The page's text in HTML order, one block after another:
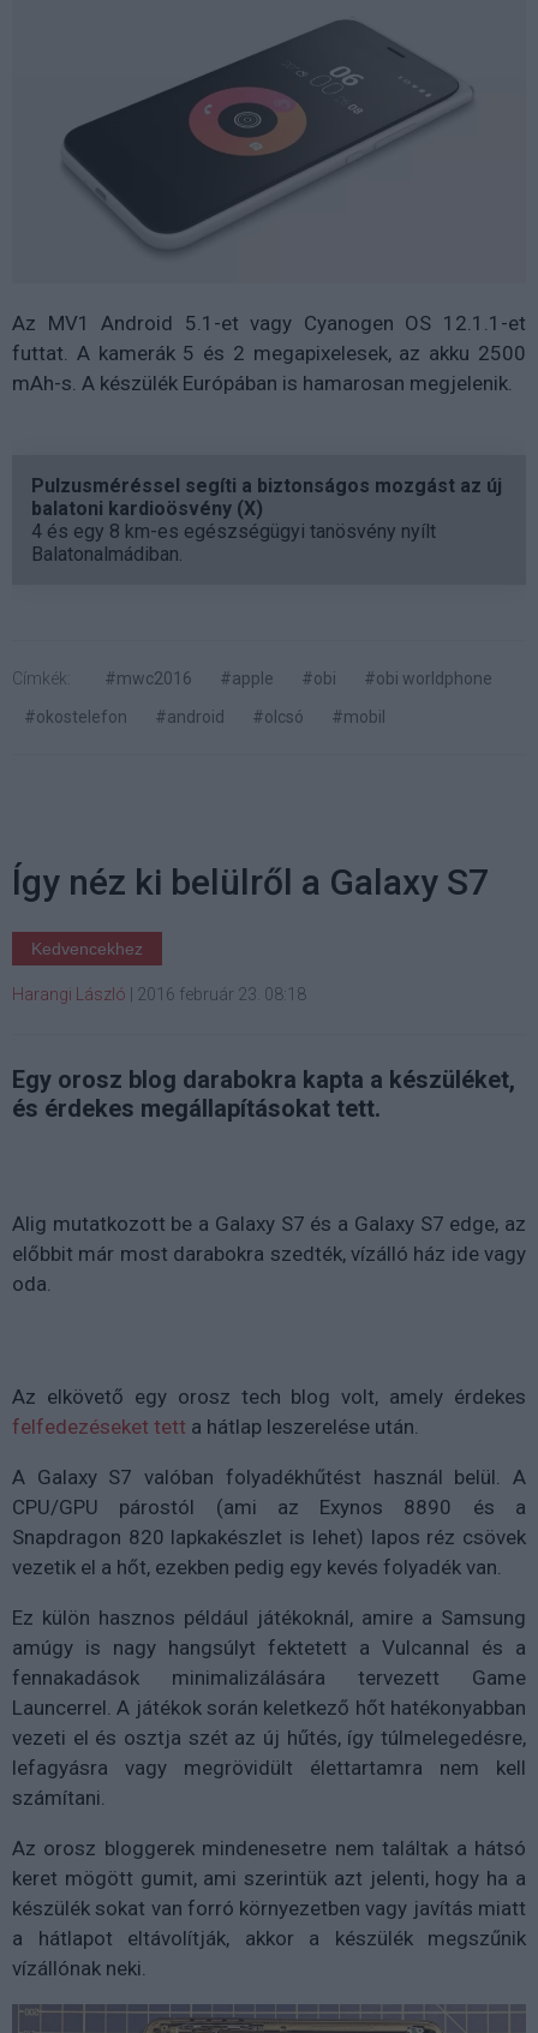
Az MV1 Android 5.1-et vagy Cyanogen OS 12.1.1-et
futtat. A kamerák 5 és 2 megapixelesek, az akku 2500
mAh-s. A készülék Európában is hamarosan megjelenik.
Pulzusméréssel segíti a biztonságos mozgást az új
balatoni kardioösvény (X)
4 és egy 8 km-es egészségügyi tanösvény nyílt
Balatonalmádiban.
Címkék: #mwc2016 #apple #obi
#obi worldphone
#okostelefon
#android #olcsó #mobil
Így néz ki belülről a Galaxy S7
Kedvencekhez
Harangi László | 2016 február 23. 08:18
Egy orosz blog darabokra kapta a készüléket,
és érdekes megállapításokat tett.
Alig mutatkozott be a Galaxy S7 és a Galaxy S7 edge, az
előbbit már most darabokra szedték, vízálló ház ide vagy
oda.
Az elkövető egy orosz tech blog volt, amely érdekes
felfedezéseket tett a hátlap leszerelése után.
A Galaxy S7 valóban folyadékhűtést használ belül. A
CPU/GPU párostól (ami az Exynos 8890 és a
Snapdragon 820 lapkakészlet is lehet) lapos réz csövek
vezetik el a hőt, ezekben pedig egy kevés folyadék van.
Ez külön hasznos például játékoknál, amire a Samsung
amúgy is nagy hangsúlyt fektetett a Vulcannal és a
fennakadások minimalizálására tervezett Game
Launcerrel. A játékok során keletkező hőt hatékonyabban
vezeti el és osztja szét az új hűtés, így túlmelegedésre,
lefagyásra vagy megrövidült élettartamra nem kell
számítani.
Az orosz bloggerek mindenesetre nem találtak a hátsó
keret mögött gumit, ami szerintük azt jelenti, hogy ha a
készülék sokat van forró környezetben vagy javítás miatt
a hátlapot eltávolítják, akkor a készülék megszűnik
vízállónak neki.